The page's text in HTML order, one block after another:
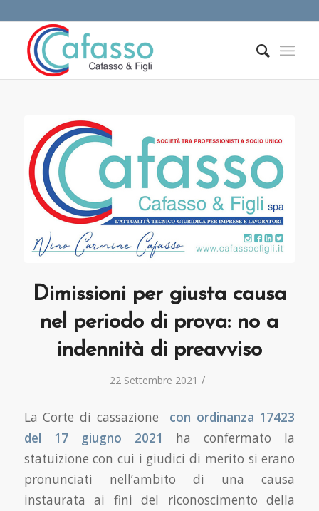
Dimissioni per giusta causa
nel periodo di prova: no a
indennità di preavviso
22 Settembre 2021 /
La Corte di cassazione con ordinanza 17423
del 17 giugno 2021
ha confermato la
statuizione con cui i giudici di merito si erano
pronunciati nell’ambito di una causa
instaurata ai fini del riconoscimento della